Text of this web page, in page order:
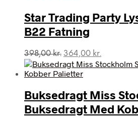
Star Trading Party
B22 Fatning
398,00kr. Den
oprindelige
pris
398,00 kr..
364,00 kr.
aktuelle
364,00
Buksedragt Miss
Buksedragt Med